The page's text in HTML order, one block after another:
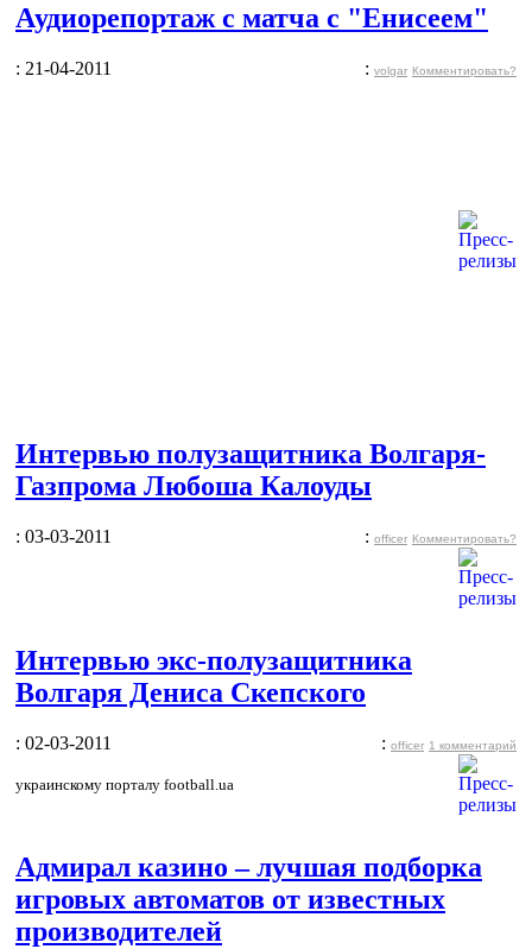
Аудиорепортаж с матча с "Енисеем"
: 21-04-2011 : volgar Комментировать?
Интервью полузащитника Волгаря-
Газпрома Любоша Калоуды
: 03-03-2011 : officer Комментировать?
Интервью экс-полузащитника
Волгаря Дениса Скепского
: 02-03-2011 : officer 1 комментарий
украинскому порталу football.ua
Адмирал казино – лучшая подборка
игровых автоматов от известных
производителей